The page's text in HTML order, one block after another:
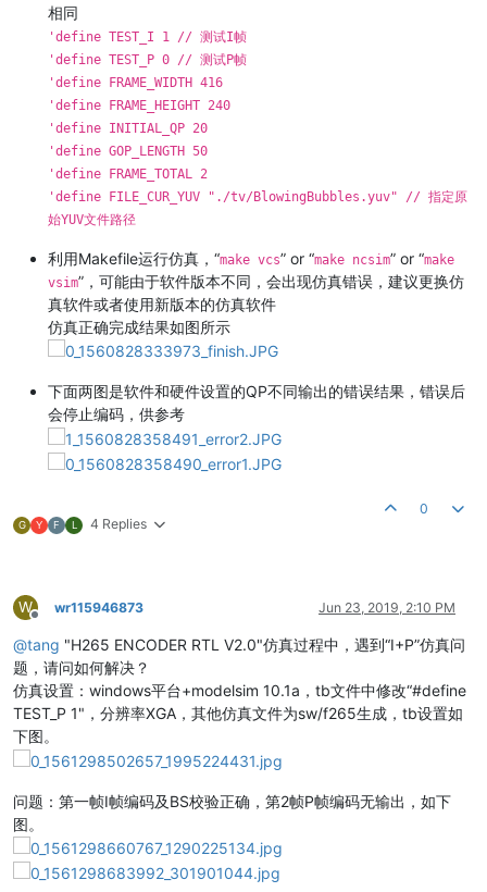
相同
'define TEST_I 1 // 测试I帧
'define TEST_P 0 // 测试P帧
'define FRAME_WIDTH 416
'define FRAME_HEIGHT 240
'define INITIAL_QP 20
'define GOP_LENGTH 50
'define FRAME_TOTAL 2
'define FILE_CUR_YUV "./tv/BlowingBubbles.yuv" // 指定原
始YUV文件路径
利用Makefile运行仿真，“make vcs” or “make ncsim” or “make
vsim”，可能由于软件版本不同，会出现仿真错误，建议更换仿
真软件或者使用新版本的仿真软件
仿真正确完成结果如图所示
下面两图是软件和硬件设置的QP不同输出的错误结果，错误后
会停止编码，供参考
G Y F L 4 Replies
0
W
Offline
wr115946873 Jun 23, 2019, 2:10 PM
@tang "H265 ENCODER RTL V2.0"仿真过程中，遇到“I+P”仿真问
题，请问如何解决？
仿真设置：windows平台+modelsim 10.1a，tb文件中修改“#define
TEST_P 1"，分辨率XGA，其他仿真文件为sw/f265生成，tb设置如
下图。
问题：第一帧I帧编码及BS校验正确，第2帧P帧编码无输出，如下
图。